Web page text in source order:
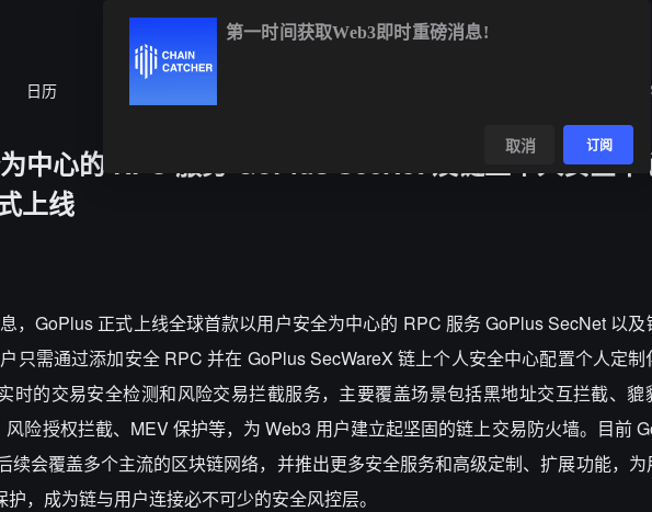
日历
$64,526.13
中心的 RPC 服务 GoPlus SecNet 及链上个人安全中
上线
，GoPlus 正式上线全球首款以用户安全为中心的 RPC 服务 GoPlus SecNet 以及
只需通过添加安全 RPC 并在 GoPlus SecWareX 链上个人安全中心配置个人定制
时的交易安全检测和风险交易拦截服务，主要覆盖场景包括黑地址交互拦截、貔
险授权拦截、MEV 保护等，为 Web3 用户建立起坚固的链上交易防火墙。目前
续会覆盖多个主流的区块链网络，并推出更多安全服务和高级定制、扩展功能，为
，成为链与用户连接必不可少的安全风控层。
第一时间获取Web3即时重磅消息!
取消 订阅